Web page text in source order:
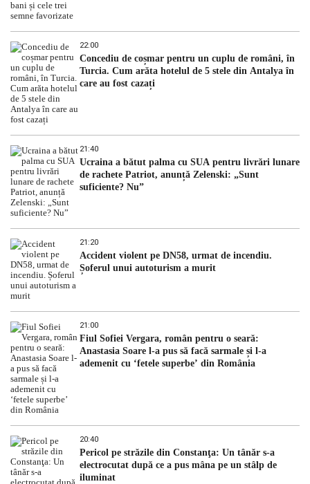
22:00
Concediu de coșmar pentru un cuplu de români, în
Turcia. Cum arăta hotelul de 5 stele din Antalya în
care au fost cazați
21:40
Ucraina a bătut palma cu SUA pentru livrări lunare
de rachete Patriot, anunță Zelenski: „Sunt
suficiente? Nu”
21:20
Accident violent pe DN58, urmat de incendiu.
Șoferul unui autoturism a murit
21:00
Fiul Sofiei Vergara, român pentru o seară:
Anastasia Soare l-a pus să facă sarmale și l-a
ademenit cu ‘fetele superbe’ din România
20:40
Pericol pe străzile din Constanţa: Un tânăr s-a
electrocutat după ce a pus mâna pe un stâlp de
iluminat